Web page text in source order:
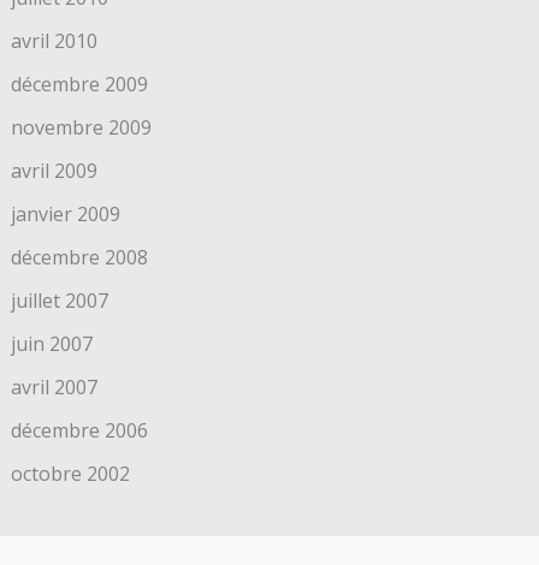
avril 2010
décembre 2009
novembre 2009
avril 2009
janvier 2009
décembre 2008
juillet 2007
juin 2007
avril 2007
décembre 2006
octobre 2002